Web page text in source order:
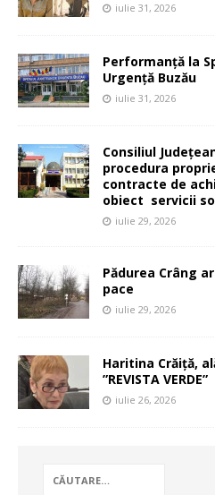
iulie 31, 2026
Performanță la
Urgență Buzău
iulie 31, 2026
Consiliul
procedura
contracte de
obiect servicii
iulie 29, 2026
Pădurea Crâng
pace
iulie 29, 2026
Haritina Crăiță,
”REVISTA VERDE”
iulie 26, 2026